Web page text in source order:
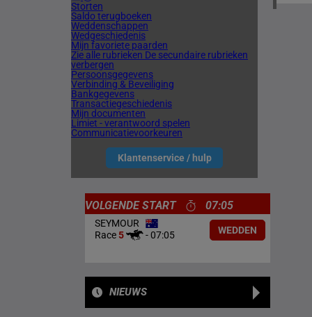
Storten
Saldo terugboeken
Weddenschappen
Wedgeschiedenis
Mijn favoriete paarden
Zie alle rubrieken De secundaire rubrieken
verbergen
Persoonsgegevens
Verbinding & Beveiliging
Bankgegevens
Transactiegeschiedenis
Mijn documenten
Limiet - verantwoord spelen
Communicatievoorkeuren
Klantenservice / hulp
VOLGENDE START 07:05
SEYMOUR
Race5 -07:05 WEDDEN
NIEUWS